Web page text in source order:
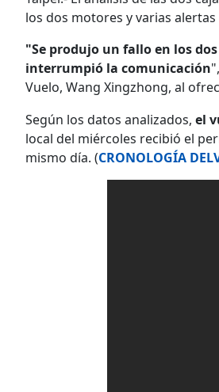
los dos motores y varias
"Se produjo un fallo en los
interrumpió la comunicación
Vuelo, Wang Xingzhong, al
Según los datos analizados, el
local del miércoles recibió el
mismo día. (CRONOLOGÍA